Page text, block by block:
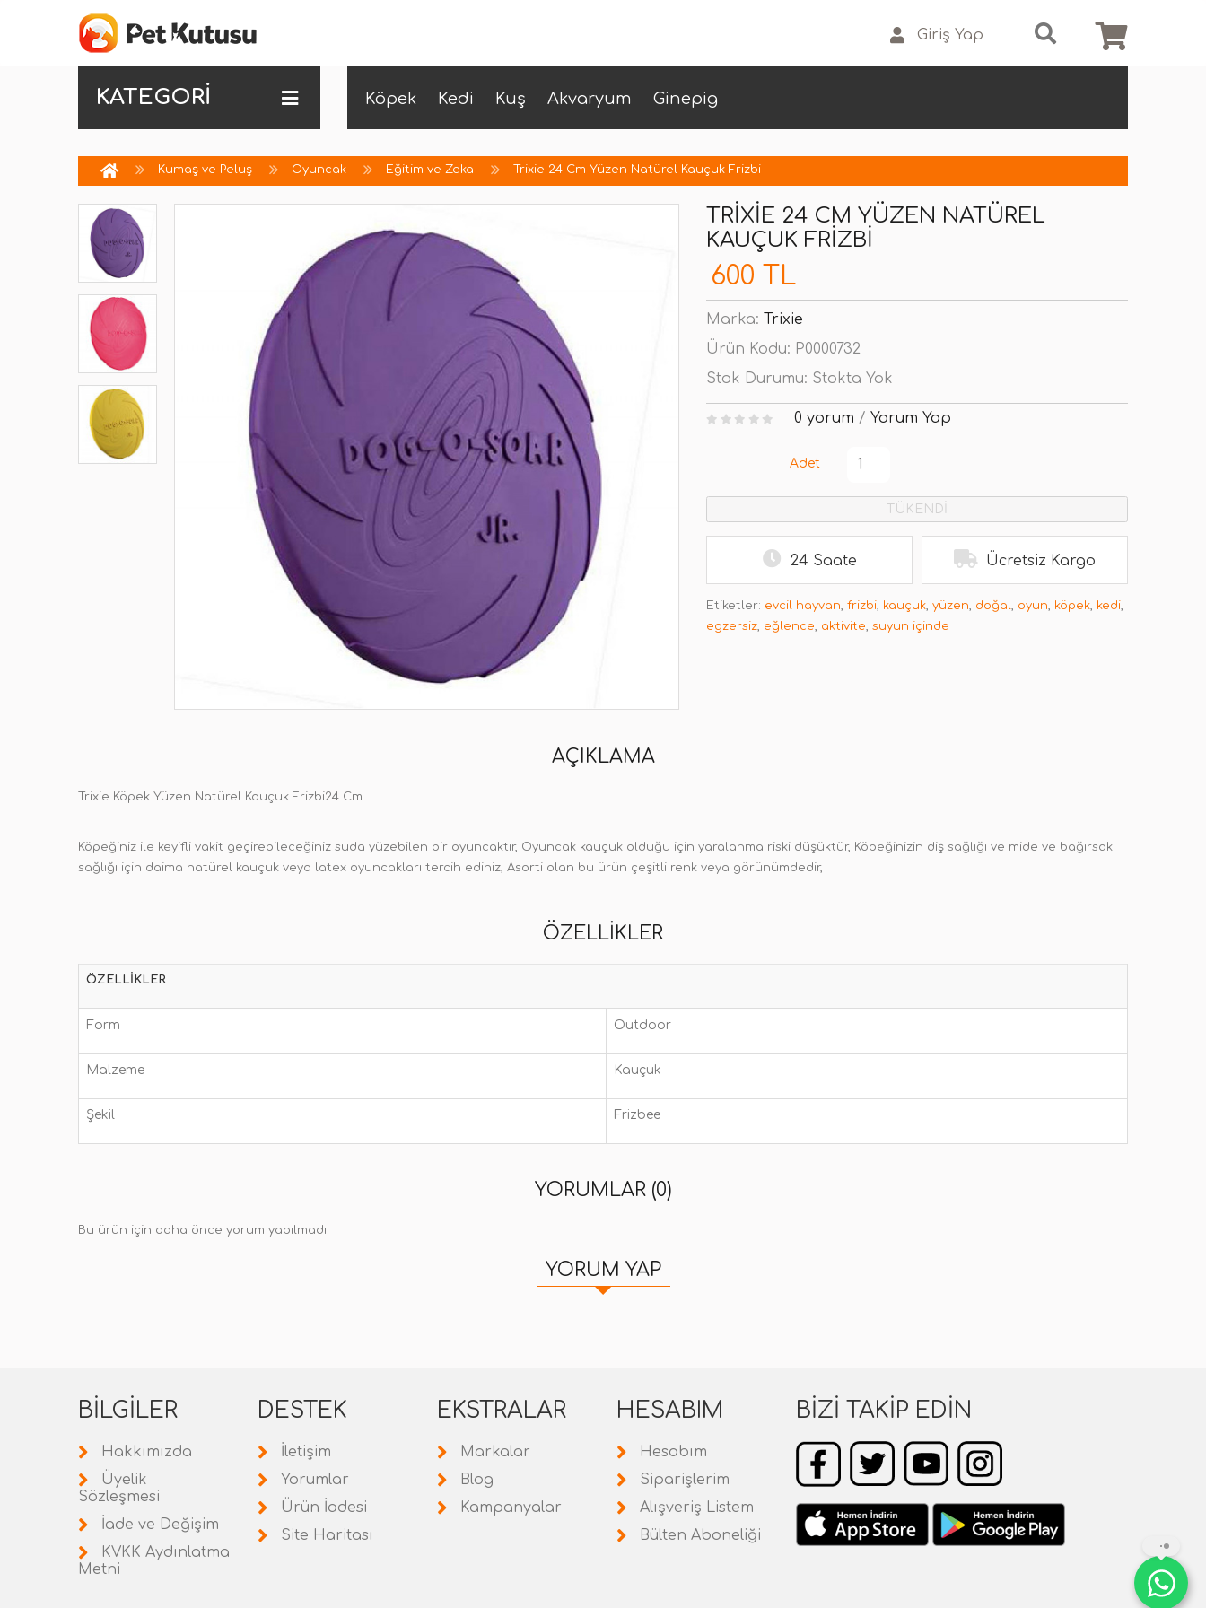
Giriş Yap
KATEGORİ Köpek Kedi Kuş Akvaryum Ginepig
Kumaş ve Peluş Oyuncak Eğitim ve Zeka Trixie 24 Cm Yüzen Natürel Kauçuk Frizbi
TRIXIE 24 CM YÜZEN NATÜREL
KAUÇUK FRIZBI
600 TL
Marka: Trixie
Ürün Kodu: P0000732
Stok Durumu: Stokta Yok
0 yorum / Yorum Yap
Adet
TÜKENDİ
24 Saate Ücretsiz Kargo
Etiketler: evcil hayvan, frizbi, kauçuk, yüzen, doğal, oyun, köpek, kedi,
egzersiz, eğlence, aktivite, suyun içinde
AÇIKLAMA
Trixie Köpek Yüzen Natürel Kauçuk Frizbi24 Cm
Köpeğiniz ile keyifli vakit geçirebileceğiniz suda yüzebilen bir oyuncaktır, Oyuncak kauçuk olduğu için yaralanma riski düşüktür, Köpeğinizin diş sağlığı ve mide ve bağırsak
sağlığı için daima natürel kauçuk veya latex oyuncakları tercih ediniz, Asorti olan bu ürün çeşitli renk veya görünümdedir,
ÖZELLIKLER
ÖZELLIKLER
Form Outdoor
Malzeme Kauçuk
Şekil Frizbee
YORUMLAR (0)
Bu ürün için daha önce yorum yapılmadı.
YORUM YAP
BILGILER
Hakkımızda
Üyelik
Sözleşmesi
İade ve Değişim
KVKK Aydınlatma
Metni
DESTEK
İletişim
Yorumlar
Ürün İadesi
Site Haritası
EKSTRALAR
Markalar
Blog
Kampanyalar
HESABIM
Hesabım
Siparişlerim
Alışveriş Listem
Bülten Aboneliği
BIZI TAKIP EDIN